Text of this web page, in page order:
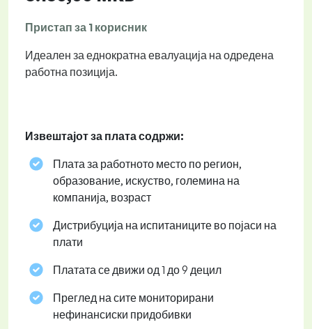
Пристап за 1 корисник
Идеален за еднократна евалуација на одредена
работна позиција.
Извештајот за плата содржи:
Плата за работното место по регион,
образование, искуство, големина на
компанија, возраст
Дистрибуција на испитаниците во појаси на
плати
Платата се движи од 1 до 9 децил
Преглед на сите мониторирани
нефинансиски придобивки